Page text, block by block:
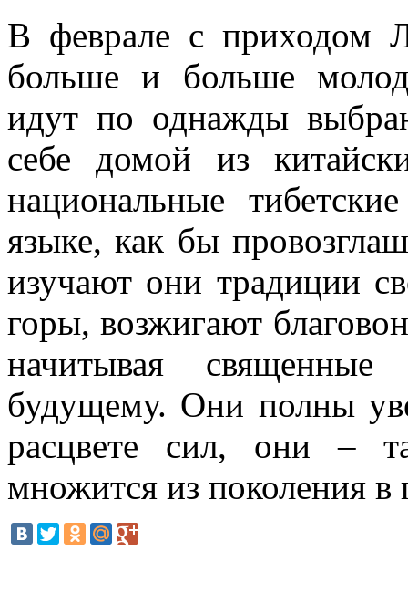
В феврале с приходом
больше и больше
идут по однажды
себе домой из
национальные
языке, как бы
изучают они традиции
горы, возжигают
начитывая
будущему. Они полны
расцвете сил, они –
множится из поколения в